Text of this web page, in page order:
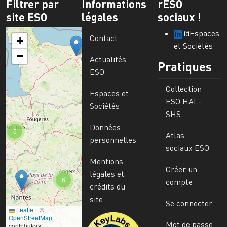
Filtrer par
site ESO
6
5
+
−
Leaflet | ©
OpenStreetMap
Informations
légales
Contact
Actualités
ESO
Espaces et
Sociétés
Données
personnelles
Mentions
légales et
crédits du
site
Image
rESO
sociaux !
@Espaces
et Sociétés
Pratiques
Collection
ESO HAL-
SHS
Atlas
sociaux ESO
Créer un
compte
Se connecter
Mot de passe